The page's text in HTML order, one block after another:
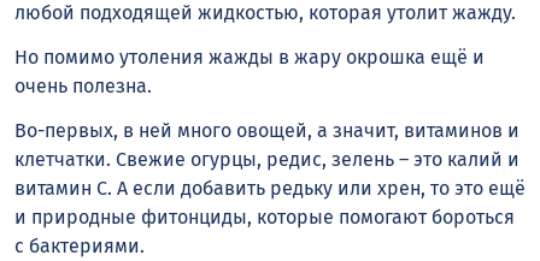
любой подходящей жидкостью, которая утолит жажду.
Но помимо утоления жажды в жару окрошка ещё и
очень полезна.
Во-первых, в ней много овощей, а значит, витаминов и
клетчатки. Свежие огурцы, редис, зелень – это калий и
витамин С. А если добавить редьку или хрен, то это ещё
и природные фитонциды, которые помогают бороться
с бактериями.